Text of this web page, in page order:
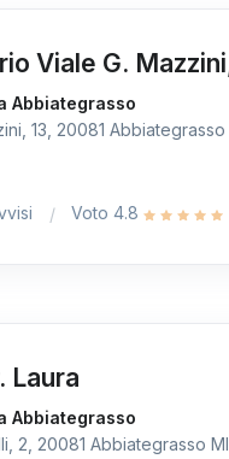
Viale G.
Abbiategrasso
13, 20081 Abbiategrasso
Voto 4.8
Laura
Abbiategrasso
2, 20081 Abbiategrasso